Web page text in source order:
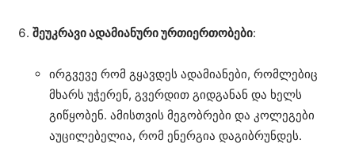
შეუკრავი ადამიანური ურთიერთობები:
ირგვევე რომ გყავდეს ადამიანები, რომლებიც
მხარს უჭერენ, გვერდით გიდგანან და ხელს
გიწყობენ. ამისთვის მეგობრები და კოლეგები
აუცილებელია, რომ ენერგია დაგიბრუნდეს.